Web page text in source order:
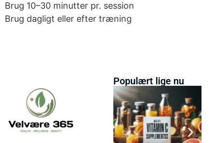
Brug 10–30 minutter pr. session
Brug dagligt eller efter træning
Populært lige nu